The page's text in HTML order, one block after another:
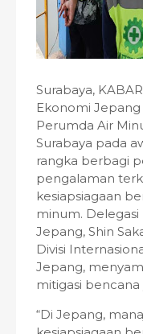
Surabaya,
Ekonomi
Perumda Air
Surabaya pada
rangka berbagi
pengalaman
kesiapsiagaan
minum.
Jepang, Shin
Divisi
Jepang,
mitigasi
“Di Jepang,